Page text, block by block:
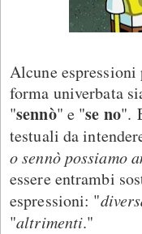
Alcune espressioni
forma univerbata
"sennò" e "se no".
testuali da
o sennò possiamo
essere entrambi
espressioni: "
"altrimenti."